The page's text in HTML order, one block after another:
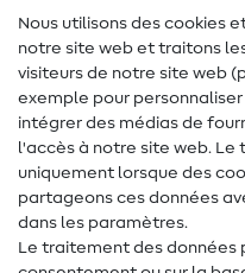
Lexique de couture
Tutos de couture
Aide & contact
Contact
Changement de propriétaire
Nous utilisons des cookies
notre site web et traitons
visiteurs de notre site web
exemple pour
intégrer des médias de
l'accès à notre site web. Le
uniquement lorsque des
partageons ces données
dans les paramètres.
Le traitement des